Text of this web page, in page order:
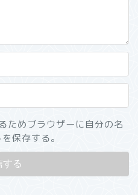
ためブラウザーに自分の名
保存する。